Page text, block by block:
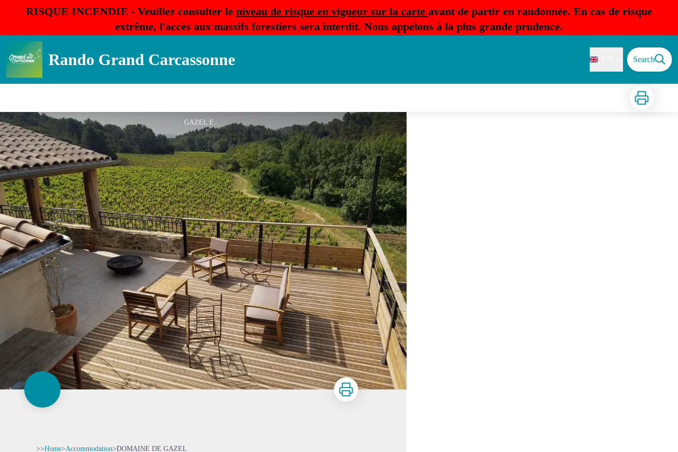
RISQUE INCENDIE - Veuillez consulter le niveau de risque en vigueur sur la carte avant de partir en randonnée. En cas de risque
extrême, l'accès aux massifs forestiers sera interdit. Nous appelons à la plus grande prudence.
Rando Grand Carcassonne Search
Print
GAZEL EXT
Print
>>Home>Accommodation>DOMAINE DE GAZEL